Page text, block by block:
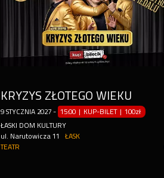
KRYZYS ZŁOTEGO WIEKU
9 STYCZNIA 2027 - 15:00 | KUP-BILET | 100zł
ŁASKI DOM KULTURY
ul. Narutowicza 11
ŁASK
TEATR